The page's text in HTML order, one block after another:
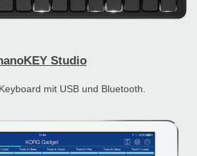
Studio
mit USB und Bluetooth.